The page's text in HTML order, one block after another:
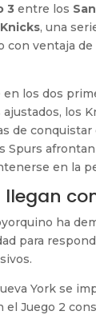
3 entre los
, una
con ventaja de
en los dos
los
de conquistar
Spurs
en la
llegan
ha
para
York se
el Juego 2